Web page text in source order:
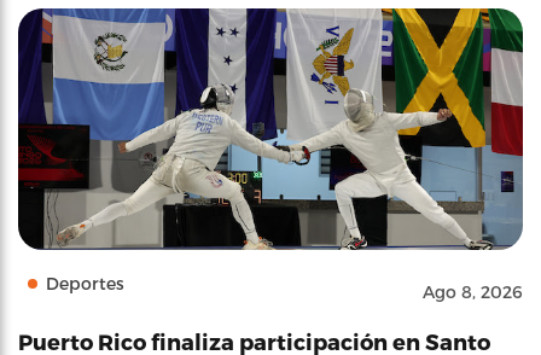
Deportes Ago 8, 2026
Puerto Rico finaliza participación en Santo